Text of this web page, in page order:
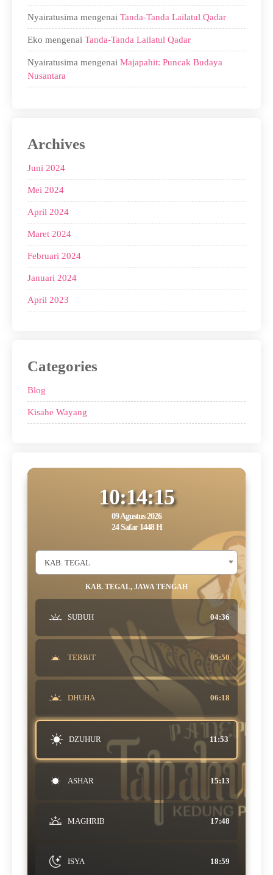
Nyairatusima mengenai Tanda-Tanda Lailatul Qadar
Eko mengenai Tanda-Tanda Lailatul Qadar
Nyairatusima mengenai Majapahit: Puncak Budaya
Nusantara
Archives
Juni 2024
Mei 2024
April 2024
Maret 2024
Februari 2024
Januari 2024
April 2023
Categories
Blog
Kisahe Wayang
10:14:15
09 Agustus 2026
24 Safar 1448 H
KAB. TEGAL
KAB. TEGAL, JAWA TENGAH
SUBUH 04:36
TERBIT 05:50
DHUHA 06:18
DZUHUR 11:53
ASHAR 15:13
MAGHRIB 17:48
ISYA 18:59